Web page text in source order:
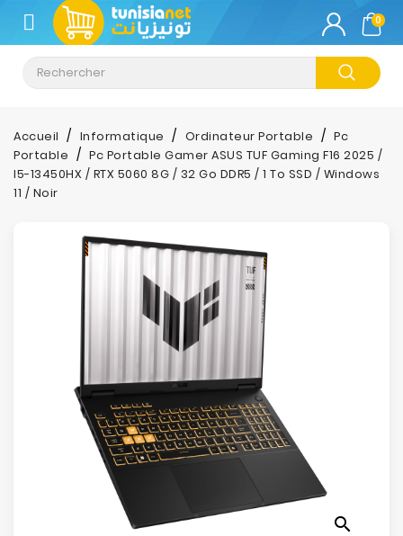
CATÉGORIE
Climatisation
Informatique
Téléphonie
&
Impression
Stockage
Electroménager
Bureautique
0
Accueil Informatique Ordinateur Portable
Pc
Portable
Pc Portable Gamer ASUS TUF Gaming F16 2025 /
I5-13450HX / RTX 5060 8G / 32 Go DDR5 / 1 To SSD / Windows
11 / Noir
search